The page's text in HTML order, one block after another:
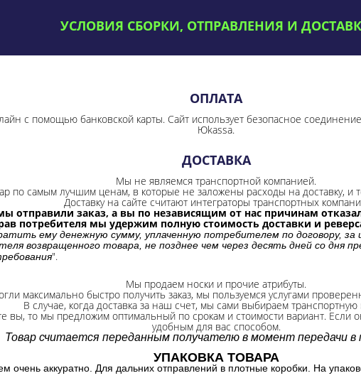
УСЛОВИЯ СБОРКИ, ОТПРАВЛЕНИЯ И
ОПЛАТА
с помощью банковской карты. Сайт использует безопасное соединение
Юkassa.
ДОСТАВКА
Мы не являемся транспортной компанией.
по самым лучшим ценам, в которые не заложены расходы на доставку, и
Доставку на сайте считают интеграторы транспортных
отправили заказ, а вы по независящим от нас причинам
потребителя мы удержим полную стоимость доставки и
ему денежную сумму, уплаченную потребителем по договору, за
возвращенного товара, не позднее чем через десять дней со дня
".
Мы продаем носки и прочие атрибуты.
максимально быстро получить заказ, мы пользуемся услугами
В случае, когда доставка за наш счет, мы сами выбираем
вы, то мы предложим оптимальный по срокам и стоимости вариант. Если
удобным для вас способом.
Товар считается переданным получателю в момент передачи в
УПАКОВКА ТОВАРА
очень аккуратно. Для дальних отправлений в плотные коробки. На